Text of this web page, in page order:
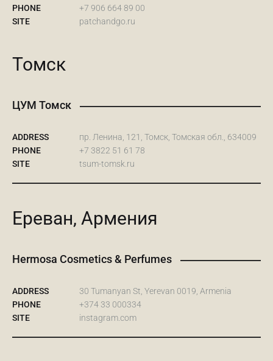
PHONE
+7 906 664 89 00
SITE
patchandgo.ru
Томск
ЦУМ Томск
ADDRESS
пр. Ленина, 121, Томск, Томская обл., 634009
PHONE
+7 3822 51 61 78
SITE
tsum-tomsk.ru
Ереван, Армения
Hermosa Cosmetics & Pеrfumes
ADDRESS
30 Tumanyan St, Yerevan 0019, Armenia
PHONE
+374 33 000334
SITE
instagram.com